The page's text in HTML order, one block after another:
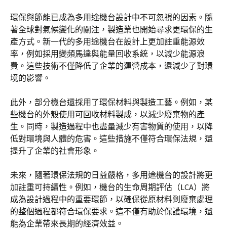
環保與節能已成為多用途機台設計中不可忽視的因素。隨
著全球對氣候變化的關注，製造業也開始尋求更環保的生
產方式。新一代的多用途機台在設計上更加註重能源效
率，例如採用變頻馬達與能量回收系統，以減少能源浪
費。這些技術不僅降低了企業的運營成本，還減少了對環
境的影響。
此外，部分機台還採用了環保材料與製造工藝。例如，某
些機台的外殼使用可回收材料製成，以減少廢棄物的產
生。同時，製造過程中也盡量減少有害物質的使用，以降
低對環境與人體的危害。這些措施不僅符合環保法規，還
提升了企業的社會形象。
未來，隨著環保法規的日益嚴格，多用途機台的設計將更
加註重可持續性。例如，機台的生命周期評估（LCA）將
成為設計過程中的重要環節，以確保從原材料到廢棄處理
的整個過程都符合環保要求。這不僅有助於保護環境，還
能為企業帶來長期的經濟效益。